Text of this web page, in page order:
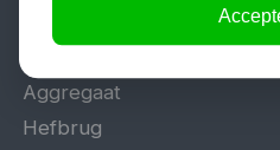
Aggregaat
Hefbrug